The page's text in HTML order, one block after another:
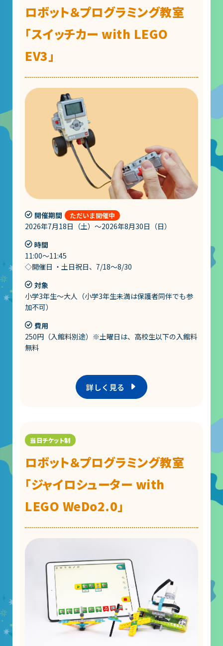
ロボット＆プログラミング教室
「スイッチカー with LEGO
EV3」
開催期間
2026年7月18日（土）～2026年8月30日（日）
時間
11:00～11:45
◇開催日 ・土日祝日、7/18～8/30
対象
小学3年生～大人（小学3年生未満は保護者同伴でも参
加不可）
費用
250円（入館料別途）※土曜日は、高校生以下の入館料
無料
詳しく見る
ロボット＆プログラミング教室
「ジャイロシューター with
LEGO WeDo2.0」